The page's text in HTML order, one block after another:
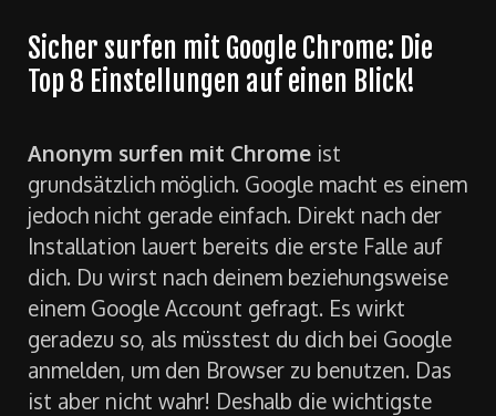
Sicher surfen mit Google Chrome: Die
Top 8 Einstellungen auf einen Blick!
Anonym surfen mit Chrome ist
grundsätzlich möglich. Google macht es einem
jedoch nicht gerade einfach. Direkt nach der
Installation lauert bereits die erste Falle auf
dich. Du wirst nach deinem beziehungsweise
einem Google Account gefragt. Es wirkt
geradezu so, als müsstest du dich bei Google
anmelden, um den Browser zu benutzen. Das
ist aber nicht wahr! Deshalb die wichtigste